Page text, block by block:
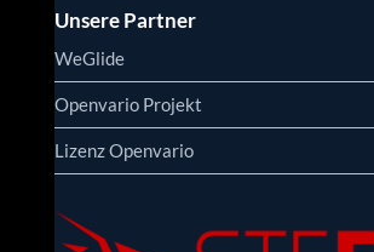
Unsere Partner
WeGlide
Openvario Projekt
Lizenz Openvario